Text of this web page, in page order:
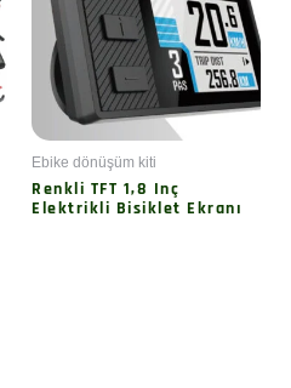
Ebike dönüşüm kiti
Renkli TFT 1,8 Inç
Elektrikli Bisiklet Ekranı